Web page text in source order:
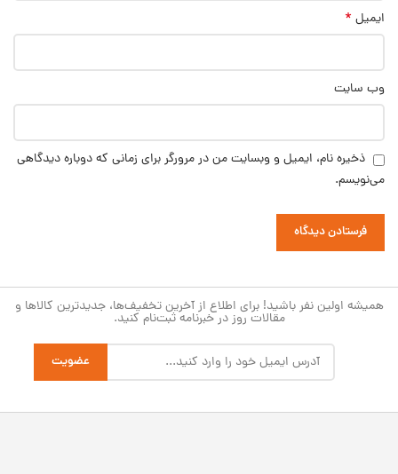
ایمیل *
وب‌ سایت
ذخیره نام، ایمیل و وبسایت من در مرورگر برای زمانی که دوباره دیدگاهی
می‌نویسم.
همیشه اولین نفر باشید! برای اطلاع از آخرین تخفیف‌ها، جدیدترین کالاها و
مقالات روز در خبرنامه ثبت‌نام کنید.